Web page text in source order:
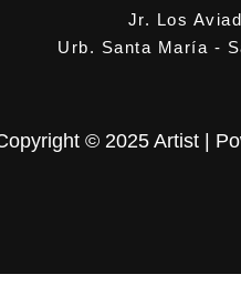
Jr. Los
Urb. Santa María -
© 2025 Artist |